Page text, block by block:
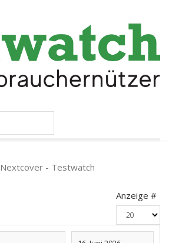
Nextcover - Testwatch
Anzeige #